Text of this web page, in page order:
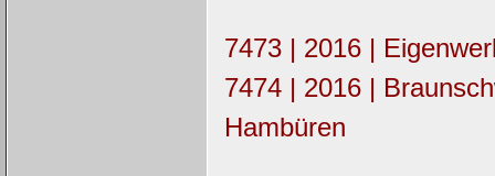
7473 | 2016 |
7474 | 2016 |
Hambüren